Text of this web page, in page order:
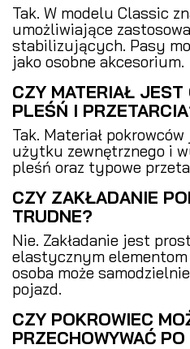
Tak. W modelu Classic
umożliwiające
stabilizujących. Pasy
jako osobne akcesorium.
CZY MATERIAŁ JEST
PLEŚŃ I
Tak. Materiał
użytku zewnętrznego i
pleśń oraz typowe
CZY ZAKŁADANIE
TRUDNE?
Nie. Zakładanie jest
elastycznym
osoba może
pojazd.
CZY POKROWIEC
PRZECHOWYWAĆ